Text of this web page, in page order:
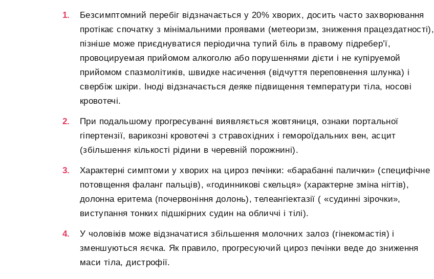
Безсимптомний перебіг відзначається у 20% хворих, досить часто захворювання
протікає спочатку з мінімальними проявами (метеоризм, зниження працездатності),
пізніше може приєднуватися періодична тупий біль в правому підребер’ї,
провоцируемая прийомом алкоголю або порушеннями дієти і не купіруемой
прийомом спазмолітиків, швидке насичення (відчуття переповнення шлунка) і
свербіж шкіри. Іноді відзначається деяке підвищення температури тіла, носові
кровотечі.
При подальшому прогресуванні виявляється жовтяниця, ознаки портальної
гіпертензії, варикозні кровотечі з стравохідних і гемороїдальних вен, асцит
(збільшення кількості рідини в черевній порожнині).
Характерні симптоми у хворих на цироз печінки: «барабанні палички» (специфічне
потовщення фаланг пальців), «годинникові скельця» (характерне зміна нігтів),
долонна еритема (почервоніння долонь), телеангіектазії ( «судинні зірочки»,
виступання тонких підшкірних судин на обличчі і тілі).
У чоловіків може відзначатися збільшення молочних залоз (гінекомастія) і
зменшуються яєчка. Як правило, прогресуючий цироз печінки веде до зниження
маси тіла, дистрофії.